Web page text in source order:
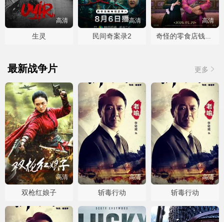
高清
生灵
高清
民间奇案录2
高清
奇怪的零食店钱天堂
更多
最新战争片
高清
双枪红娘子
高清
斩毒行动
高清
斩毒行动